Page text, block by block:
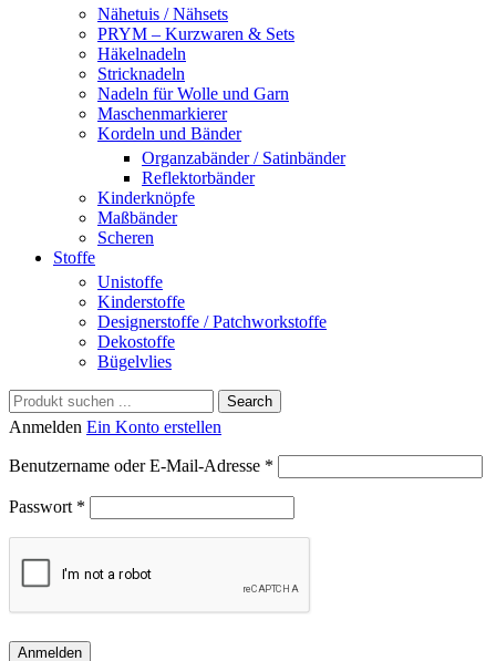
Nähetuis / Nähsets
PRYM – Kurzwaren & Sets
Häkelnadeln
Stricknadeln
Nadeln für Wolle und Garn
Maschenmarkierer
Kordeln und Bänder
Organzabänder / Satinbänder
Reflektorbänder
Kinderknöpfe
Maßbänder
Scheren
Stoffe
Unistoffe
Kinderstoffe
Designerstoffe / Patchworkstoffe
Dekostoffe
Bügelvlies
Search
Anmelden Ein Konto erstellen
Benutzername oder E-Mail-Adresse *
Passwort *
Anmelden